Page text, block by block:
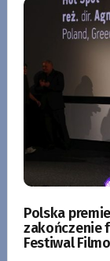
Polska
zakończenie
Festiwal